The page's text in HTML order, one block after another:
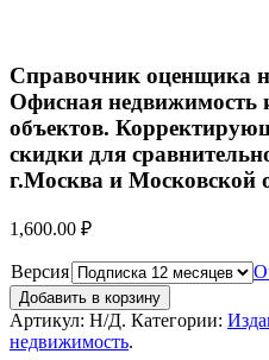
Справочник оценщика
Офисная недвижимость
объектов.
скидки для
г.Москва и Московской
1,600.00 ₽
Версия
Добавить в корзину
Артикул: Н/Д. Категории:
недвижимость.